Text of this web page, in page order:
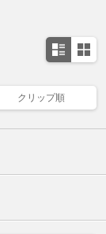
クリップ順